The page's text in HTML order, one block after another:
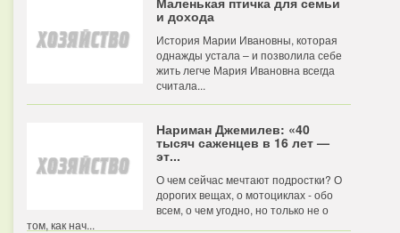
и дохода
История Марии Ивановны, которая
однажды устала – и позволила себе
жить легче Мария Ивановна всегда
считала...
Нариман Джемилев: «40
тысяч саженцев в 16 лет —
эт...
О чем сейчас мечтают подростки? О
дорогих вещах, о мотоциклах - обо
всем, о чем угодно, но только не о
том, как нач...